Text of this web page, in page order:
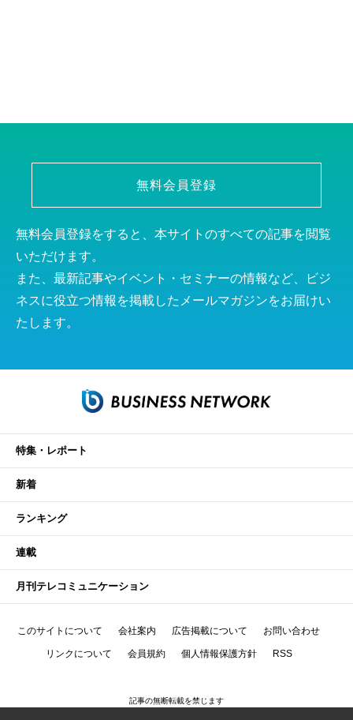
無料会員登録
無料会員登録をすると、本サイトのすべての記事を閲覧
いただけます。
また、最新記事やイベント・セミナーの情報など、ビジ
ネスに役立つ情報を掲載したメールマガジンをお届けい
たします。
特集・レポート
新着
ランキング
連載
月刊テレコミュニケーション
このサイトについて 会社案内 広告掲載について お問い合わせ
リンクについて 会員規約 個人情報保護方針 RSS
記事の無断転載を禁じます